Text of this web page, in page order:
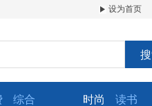
设为首页
综合 时尚 读书